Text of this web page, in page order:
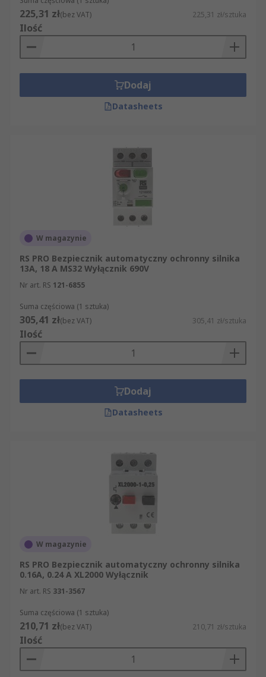
225,31 zł(bez VAT) 225,31 zł/sztuka
Ilość
Dodaj
Datasheets
W magazynie
RS PRO Bezpiecznik automatyczny ochronny silnika
13A, 18 A MS32 Wyłącznik 690V
Nr art. RS 121-6855
Suma częściowa (1 sztuka)
305,41 zł(bez VAT) 305,41 zł/sztuka
Ilość
Dodaj
Datasheets
W magazynie
RS PRO Bezpiecznik automatyczny ochronny silnika
0.16A, 0.24 A XL2000 Wyłącznik
Nr art. RS 331-3567
Suma częściowa (1 sztuka)
210,71 zł(bez VAT) 210,71 zł/sztuka
Ilość